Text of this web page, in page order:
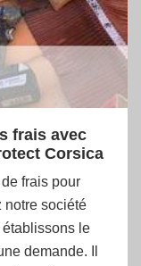
frais avec
Corsica
frais pour
notre société
le
demande. Il